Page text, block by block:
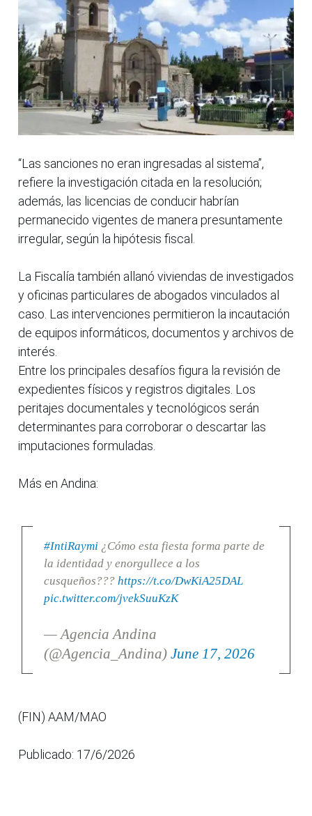
“Las sanciones no eran ingresadas al sistema”,
refiere la investigación citada en la resolución;
además, las licencias de conducir habrían
permanecido vigentes de manera presuntamente
irregular, según la hipótesis fiscal.
La Fiscalía también allanó viviendas de investigados
y oficinas particulares de abogados vinculados al
caso. Las intervenciones permitieron la incautación
de equipos informáticos, documentos y archivos de
interés.
Entre los principales desafíos figura la revisión de
expedientes físicos y registros digitales. Los
peritajes documentales y tecnológicos serán
determinantes para corroborar o descartar las
imputaciones formuladas.
Más en Andina:
#IntiRaymi¿Cómo esta fiesta forma parte de
la identidad y enorgullece a los
cusqueños??? https://t.co/DwKiA25DAL
pic.twitter.com/jvekSuuKzK
— Agencia Andina
(@Agencia_Andina) June 17, 2026
(FIN) AAM/MAO
Publicado: 17/6/2026